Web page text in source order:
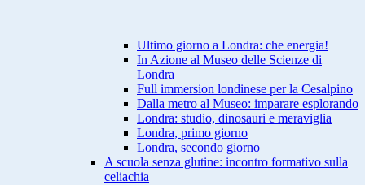
Ultimo giorno a Londra: che energia!
In Azione al Museo delle Scienze di
Londra
Full immersion londinese per la Cesalpino
Dalla metro al Museo: imparare esplorando
Londra: studio, dinosauri e meraviglia
Londra, primo giorno
Londra, secondo giorno
A scuola senza glutine: incontro formativo sulla
celiachia